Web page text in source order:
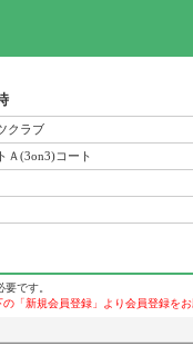
クラブ
Ａ(3on3)コート
です。
「新規会員登録」より会員登録をお